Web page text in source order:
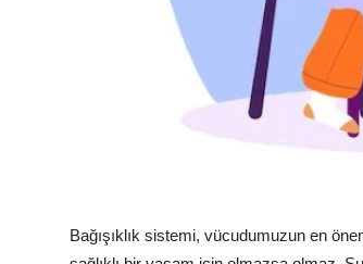
Bağışıklık sistemi, vücudumuzun en